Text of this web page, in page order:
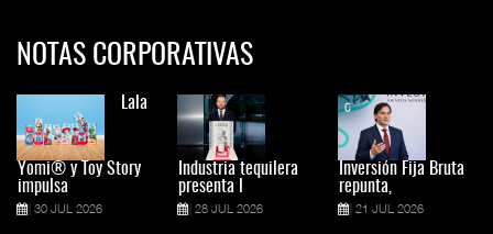
NOTAS CORPORATIVAS
Lala
Yomi® y Toy Story
impulsa
30 JUL 2026
Industria tequilera
presenta l
28 JUL 2026
Inversión Fija Bruta
repunta,
21 JUL 2026